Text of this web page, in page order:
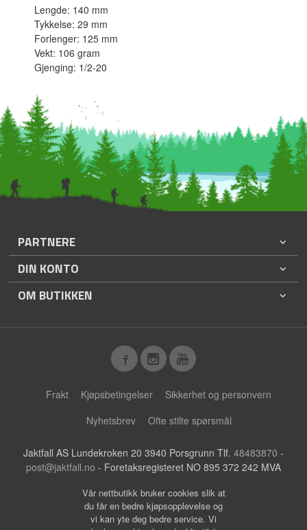
Lengde: 140 mm
Tykkelse: 29 mm
Forlenger: 125 mm
Vekt: 106 gram
Gjenging: 1/2-20
PARTNERE
DIN KONTO
OM BUTIKKEN
Frakt Kjøpsbetingelser
Sikkerhet og personvern
Nyhetsbrev
Ofte stilte spørsmål
Jaktfall AS Lundekroken 20 3940 Porsgrunn Tlf. 48483870 -
post@jaktfall.no - Foretaksregisteret NO 895 372 242 MVA
Vår nettbutikk bruker cookies slik at
du får en bedre kjøpsopplevelse og
vi kan yte deg bedre service. Vi